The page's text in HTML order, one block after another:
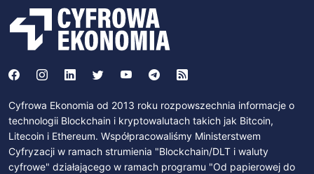
Cyfrowa Ekonomia od 2013 roku rozpowszechnia informacje o
technologii Blockchain i kryptowalutach takich jak Bitcoin,
Litecoin i Ethereum. Współpracowaliśmy Ministerstwem
Cyfryzacji w ramach strumienia "Blockchain/DLT i waluty
cyfrowe" działającego w ramach programu "Od papierowej do